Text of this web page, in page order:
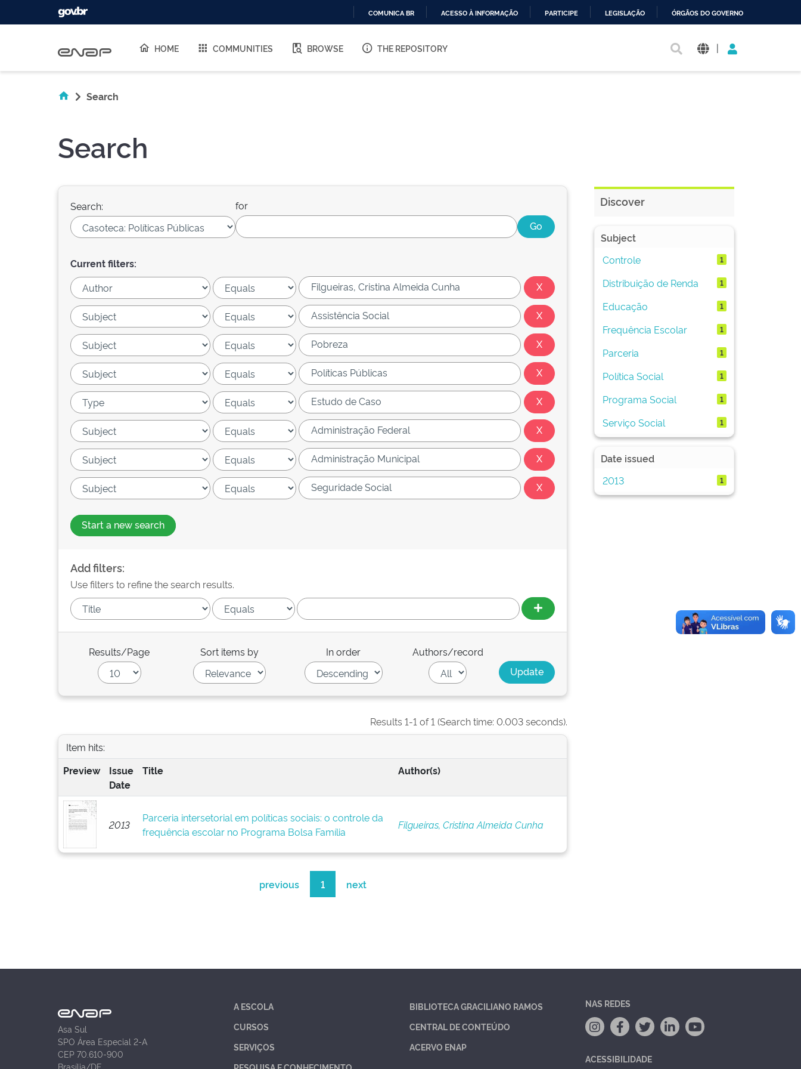
O
COMUNICA BR ACESSO À INFORMAÇÃO PARTICIPE LEGISLAÇÃO ÓRGÃOS DO GOVERNO
HOME COMMUNITIES BROWSE THE REPOSITORY |
Search
Search
Search: for
Current filters:
Start a new search
Add filters:
Use filters to refine the search results.
Results/Page Sort items by In order Authors/record
Results 1-1 of 1 (Search time: 0.003 seconds).
Item hits:
Preview
Issue
Date
Title Author(s)
2013
Parceria intersetorial em políticas sociais: o controle da
frequência escolar no Programa Bolsa Família
Filgueiras, Cristina Almeida Cunha
previous 1 next
Discover
Subject
Controle
1
Distribuição de Renda 1
Educação 1
Frequência Escolar 1
Parceria 1
Política Social 1
Programa Social 1
Serviço Social 1
Date issued
2013
1
Asa Sul
SPO Área Especial 2-A
CEP 70.610-900
Brasília/DF
A ESCOLA
CURSOS
SERVIÇOS
BIBLIOTECA GRACILIANO RAMOS
CENTRAL DE CONTEÚDO
ACERVO ENAP
NAS REDES
ACESSIBILIDADE